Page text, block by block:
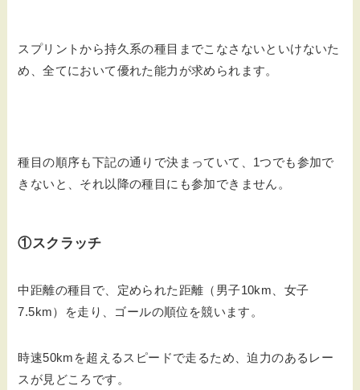
スプリントから持久系の種目までこなさないといけないた
め、全てにおいて優れた能力が求められます。
種目の順序も下記の通りで決まっていて、1つでも参加で
きないと、それ以降の種目にも参加できません。
①スクラッチ
中距離の種目で、定められた距離（男子10km、女子
7.5km）を走り、ゴールの順位を競います。
時速50kmを超えるスピードで走るため、迫力のあるレー
スが見どころです。